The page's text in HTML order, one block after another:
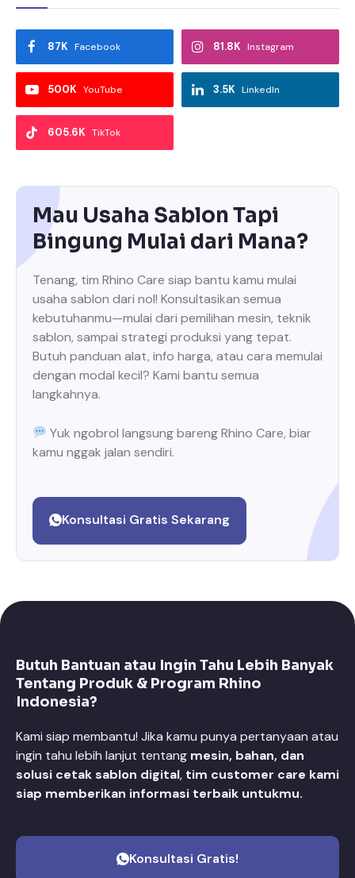
Facebook
87K Instagram
81.8K
YouTube
500K LinkedIn
3.5K
TikTok
605.6K
Mau Usaha Sablon Tapi
Bingung Mulai dari Mana?
Tenang, tim Rhino Care siap bantu kamu mulai
usaha sablon dari nol! Konsultasikan semua
kebutuhanmu—mulai dari pemilihan mesin, teknik
sablon, sampai strategi produksi yang tepat.
Butuh panduan alat, info harga, atau cara memulai
dengan modal kecil? Kami bantu semua
langkahnya.
Yuk ngobrol langsung bareng Rhino Care, biar
kamu nggak jalan sendiri.
Konsultasi Gratis Sekarang
Butuh Bantuan atau Ingin Tahu Lebih Banyak
Tentang Produk & Program Rhino
Indonesia?
Kami siap membantu! Jika kamu punya pertanyaan atau
ingin tahu lebih lanjut tentang mesin, bahan, dan
solusi cetak sablon digital, tim customer care kami
siap memberikan informasi terbaik untukmu.
Konsultasi Gratis!